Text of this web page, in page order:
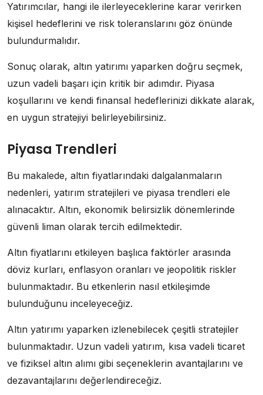
Yatırımcılar, hangi ile ilerleyeceklerine karar verirken
kişisel hedeflerini ve risk toleranslarını göz önünde
bulundurmalıdır.
Sonuç olarak, altın yatırımı yaparken doğru seçmek,
uzun vadeli başarı için kritik bir adımdır. Piyasa
koşullarını ve kendi finansal hedeflerinizi dikkate alarak,
en uygun stratejiyi belirleyebilirsiniz.
Piyasa Trendleri
Bu makalede, altın fiyatlarındaki dalgalanmaların
nedenleri, yatırım stratejileri ve piyasa trendleri ele
alınacaktır. Altın, ekonomik belirsizlik dönemlerinde
güvenli liman olarak tercih edilmektedir.
Altın fiyatlarını etkileyen başlıca faktörler arasında
döviz kurları, enflasyon oranları ve jeopolitik riskler
bulunmaktadır. Bu etkenlerin nasıl etkileşimde
bulunduğunu inceleyeceğiz.
Altın yatırımı yaparken izlenebilecek çeşitli stratejiler
bulunmaktadır. Uzun vadeli yatırım, kısa vadeli ticaret
ve fiziksel altın alımı gibi seçeneklerin avantajlarını ve
dezavantajlarını değerlendireceğiz.